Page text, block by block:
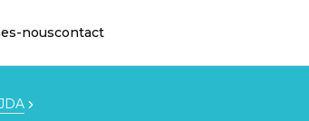
nouscontact